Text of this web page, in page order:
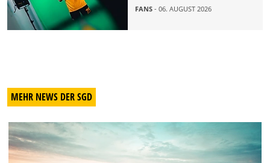
FANS - 06. AUGUST 2026
MEHR NEWS DER SGD